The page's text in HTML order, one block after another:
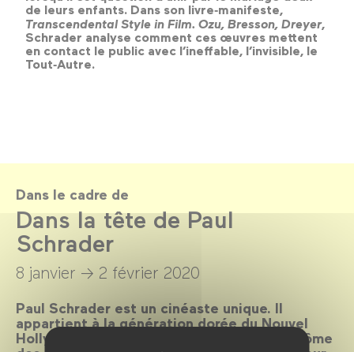
de leurs enfants. Dans son livre‑manifeste,
Transcendental Style in Film. Ozu, Bresson, Dreyer,
Schrader analyse comment ces œuvres mettent
en contact le public avec l’ineffable, l’invisible, le
Tout‑Autre.
Dans le cadre de
Dans la tête de Paul
Schrader
8 janvier → 2 février 2020
Paul Schrader est un cinéaste unique. Il
appartient à la génération dorée du Nouvel
Hollywood, structurée par le système fantôme